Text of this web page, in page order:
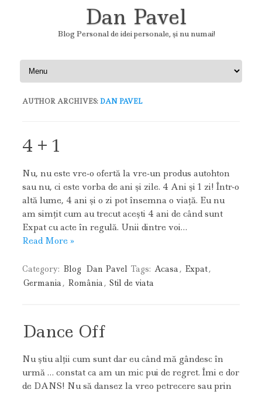
Dan Pavel
Blog Personal de idei personale, şi nu numai!
Skip to content
AUTHOR ARCHIVES:DAN PAVEL
4 + 1
Nu, nu este vre-o ofertă la vre-un produs autohton
sau nu, ci este vorba de ani şi zile. 4 Ani şi 1 zi! Într-o
altă lume, 4 ani şi o zi pot însemna o viaţă. Eu nu
am simţit cum au trecut aceşti 4 ani de când sunt
Expat cu acte în regulă. Unii dintre voi…
Read More »
Category: Blog Dan Pavel Tags: Acasa , Expat,
Germania , România , Stil de viata
Dance Off
Nu ştiu alţii cum sunt dar eu când mă gândesc în
urmă … constat ca am un mic pui de regret. Îmi e dor
de DANS! Nu să dansez la vreo petrecere sau prin